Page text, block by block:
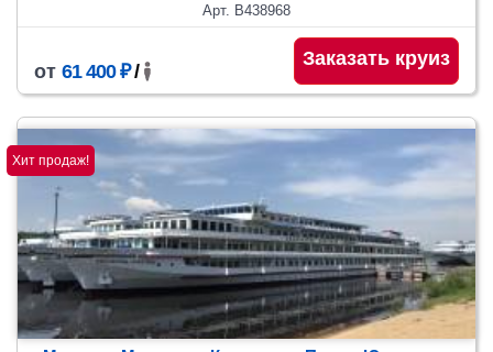
Арт. В438968
от 61 400 ₽/
Заказать круиз
Хит продаж!